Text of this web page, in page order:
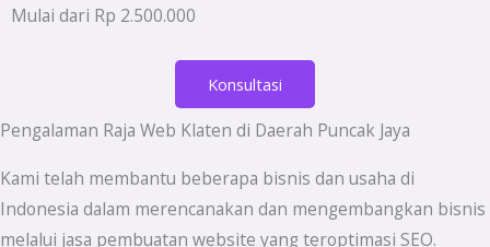
of
Mulai dari Rp 2.500.000
Konsultasi
Pengalaman Raja Web Klaten di Daerah Puncak Jaya
Kami telah membantu beberapa bisnis dan usaha di
Indonesia dalam merencanakan dan mengembangkan bisnis
melalui jasa pembuatan website yang teroptimasi SEO.